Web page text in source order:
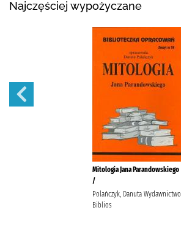
Najczęściej wypożyczane
Mitologia Jana Parandowskiego
/
Polańczyk, Danuta Wydawnictwo
Biblios